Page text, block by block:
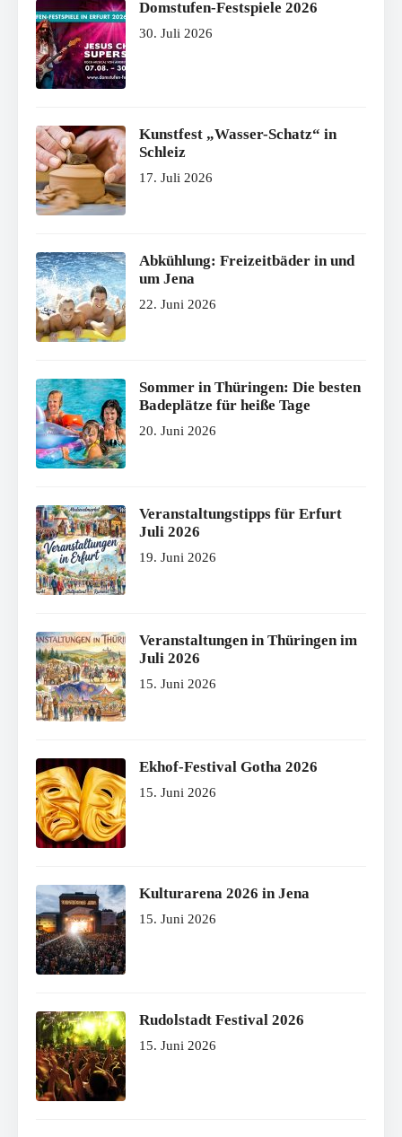
Domstufen-Festspiele 2026
30. Juli 2026
Kunstfest „Wasser-Schatz“ in
Schleiz
17. Juli 2026
Abkühlung: Freizeitbäder in und
um Jena
22. Juni 2026
Sommer in Thüringen: Die besten
Badeplätze für heiße Tage
20. Juni 2026
Veranstaltungstipps für Erfurt
Juli 2026
19. Juni 2026
Veranstaltungen in Thüringen im
Juli 2026
15. Juni 2026
Ekhof-Festival Gotha 2026
15. Juni 2026
Kulturarena 2026 in Jena
15. Juni 2026
Rudolstadt Festival 2026
15. Juni 2026